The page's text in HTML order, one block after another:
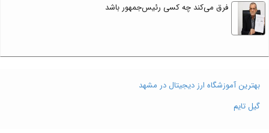
فرق می‌کند چه کسی رئیس‌جمهور باشد
بهترین آموزشگاه ارز دیجیتال در مشهد
گیل تایم